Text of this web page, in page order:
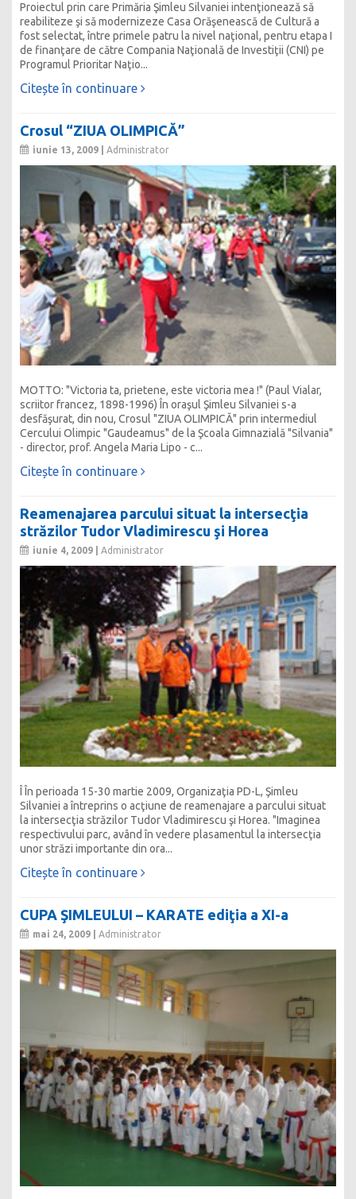
Proiectul prin care Primăria Şimleu Silvaniei intenţionează să
reabiliteze şi să modernizeze Casa Orăşenească de Cultură a
fost selectat, între primele patru la nivel naţional, pentru etapa I
de finanţare de către Compania Naţională de Investiţii (CNI) pe
Programul Prioritar Naţio...
Citește în continuare
Crosul “ZIUA OLIMPICĂ”
iunie 13, 2009 | Administrator
MOTTO: "Victoria ta, prietene, este victoria mea !" (Paul Vialar,
scriitor francez, 1898-1996) În oraşul Şimleu Silvaniei s-a
desfăşurat, din nou, Crosul "ZIUA OLIMPICĂ" prin intermediul
Cercului Olimpic "Gaudeamus" de la Şcoala Gimnazială "Silvania"
- director, prof. Angela Maria Lipo - c...
Citește în continuare
Reamenajarea parcului situat la intersecţia
străzilor Tudor Vladimirescu şi Horea
iunie 4, 2009 | Administrator
Î În perioada 15-30 martie 2009, Organizaţia PD-L, Şimleu
Silvaniei a întreprins o acţiune de reamenajare a parcului situat
la intersecţia străzilor Tudor Vladimirescu şi Horea. "Imaginea
respectivului parc, având în vedere plasamentul la intersecţia
unor străzi importante din ora...
Citește în continuare
CUPA ŞIMLEULUI – KARATE ediţia a XI-a
mai 24, 2009 | Administrator